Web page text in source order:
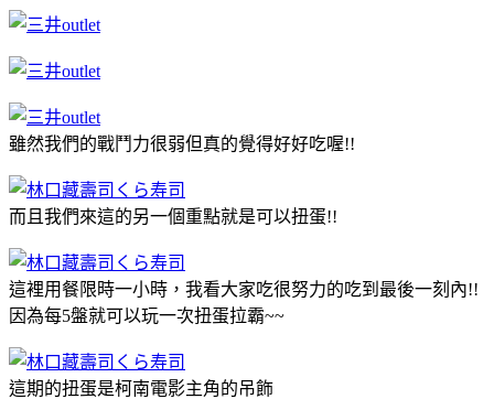
雖然我們的戰鬥力很弱但真的覺得好好吃喔!!
而且我們來這的另一個重點就是可以扭蛋!!
這裡用餐限時一小時，我看大家吃很努力的吃到最後一刻內!!
因為每5盤就可以玩一次扭蛋拉霸~~
這期的扭蛋是柯南電影主角的吊飾